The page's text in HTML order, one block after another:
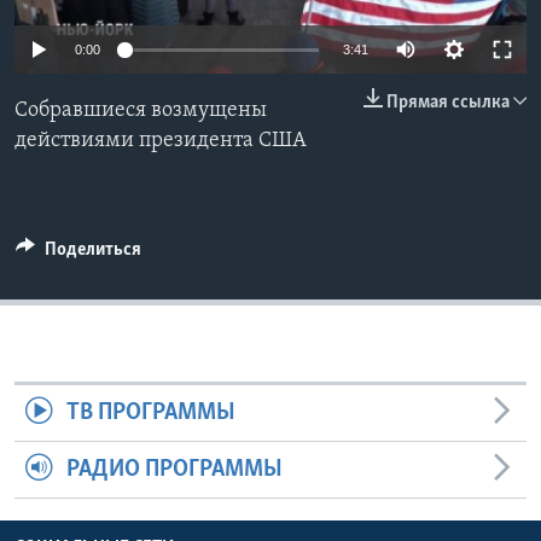
Learning English
СОЦИАЛЬНЫЕ СЕТИ
0:00 3:41
Прямая ссылка
Собравшиеся возмущены
действиями президента США
Поделиться
ТВ ПРОГРАММЫ
РАДИО ПРОГРАММЫ